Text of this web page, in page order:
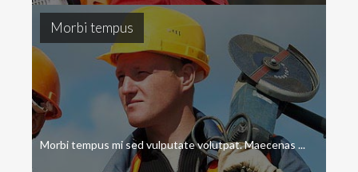
Morbi tempus
Morbi tempus mi sed vulputate volutpat. Maecenas ...